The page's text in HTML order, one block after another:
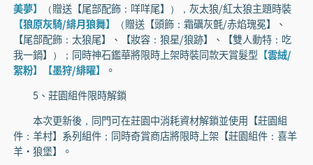
美夢】
（贈送【尾部配飾：咩咩尾】），灰太狼/紅太狼主題時裝
【狼原灰騎/緋月狼舞】
（贈送【頭飾：霜礪灰氈/赤焰瑰冕】、
【尾部配飾：太狼尾】、【妝容：狼星/狼跡】、【雙人動特：吃
我一鍋】）；同時神石鑑華將限時上架時裝同款天賞髮型 【雲絨/
絮粉】【墨狩/緋曜】
。
5、莊園組件限時解鎖
本次更新後，同門可在莊園中消耗資材解鎖並使用【莊園組
件：羊村】系列組件；同時奇賞商店將限時上架【莊園組件：喜羊
羊·狼堡】。